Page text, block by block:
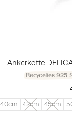
Ankerkette
Recyceltes 925
40cm 42cm 45cm